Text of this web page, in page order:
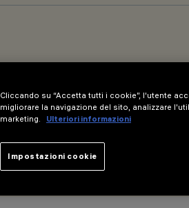
Cliccando su “Accetta tutti i cookie”, l'utente
migliorare la navigazione del sito, analizzare
marketing.
Ulteriori informazioni
Impostazioni cookie